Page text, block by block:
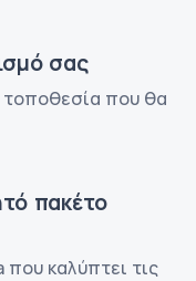
σας
τοποθεσία που θα
πακέτο
καλύπτει τις